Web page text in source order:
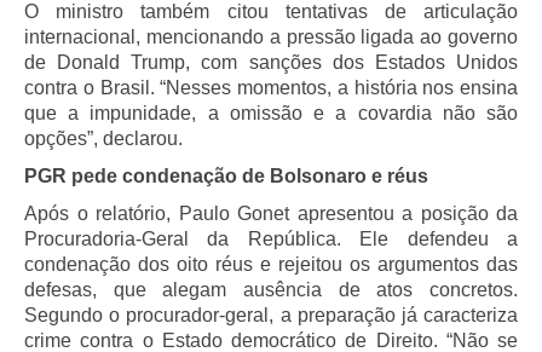
O ministro também citou tentativas de articulação
internacional, mencionando a pressão ligada ao governo
de Donald Trump, com sanções dos Estados Unidos
contra o Brasil. “Nesses momentos, a história nos ensina
que a impunidade, a omissão e a covardia não são
opções”, declarou.
PGR pede condenação de Bolsonaro e réus
Após o relatório, Paulo Gonet apresentou a posição da
Procuradoria-Geral da República. Ele defendeu a
condenação dos oito réus e rejeitou os argumentos das
defesas, que alegam ausência de atos concretos.
Segundo o procurador-geral, a preparação já caracteriza
crime contra o Estado democrático de Direito. “Não se